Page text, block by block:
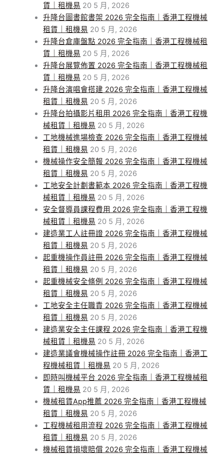
賃｜租機易 20 5 月, 2026
升降台圖書館書架 2026 完全指南｜香港工程機械
租賃｜租機易 20 5 月, 2026
升降台倉庫盤點 2026 完全指南｜香港工程機械租
賃｜租機易 20 5 月, 2026
升降台展覽佈置 2026 完全指南｜香港工程機械租
賃｜租機易 20 5 月, 2026
升降台演唱會搭建 2026 完全指南｜香港工程機械
租賃｜租機易 20 5 月, 2026
升降台拍攝影片租用 2026 完全指南｜香港工程機
械租賃｜租機易 20 5 月, 2026
工地機械進場檢查 2026 完全指南｜香港工程機械
租賃｜租機易 20 5 月, 2026
機械操作安全簡報 2026 完全指南｜香港工程機械
租賃｜租機易 20 5 月, 2026
工地安全計劃書範本 2026 完全指南｜香港工程機
械租賃｜租機易 20 5 月, 2026
安全督導員課程費用 2026 完全指南｜香港工程機
械租賃｜租機易 20 5 月, 2026
建造業工人註冊證 2026 完全指南｜香港工程機械
租賃｜租機易 20 5 月, 2026
起重機操作員註冊 2026 完全指南｜香港工程機械
租賃｜租機易 20 5 月, 2026
起重機械安全條例 2026 完全指南｜香港工程機械
租賃｜租機易 20 5 月, 2026
工地安全主任職責 2026 完全指南｜香港工程機械
租賃｜租機易 20 5 月, 2026
建造業安全主任課程 2026 完全指南｜香港工程機
械租賃｜租機易 20 5 月, 2026
建造業議會機械操作註冊 2026 完全指南｜香港工
程機械租賃｜租機易 20 5 月, 2026
即時叫機械平台 2026 完全指南｜香港工程機械租
賃｜租機易 20 5 月, 2026
機械租賃App推薦 2026 完全指南｜香港工程機械
租賃｜租機易 20 5 月, 2026
工程機械租用流程 2026 完全指南｜香港工程機械
租賃｜租機易 20 5 月, 2026
機械租賃損壞賠償 2026 完全指南｜香港工程機械